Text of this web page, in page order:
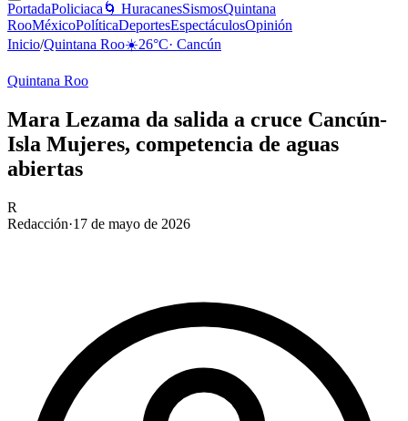
PortadaPoliciaca 🌀 HuracanesSismosQuintana
RooMéxicoPolíticaDeportesEspectáculosOpinión
Inicio/Quintana Roo☀️26°C· Cancún
Quintana Roo
Mara Lezama da salida a cruce Cancún-
Isla Mujeres, competencia de aguas
abiertas
R
Redacción·17 de mayo de 2026